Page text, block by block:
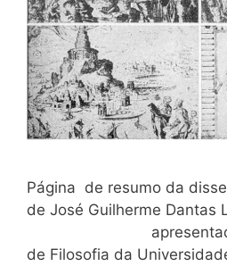
Página de resumo da
de José Guilherme Dantas
apresentada ao
de Filosofia da